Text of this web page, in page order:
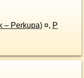
– Perkupa) ¤, P